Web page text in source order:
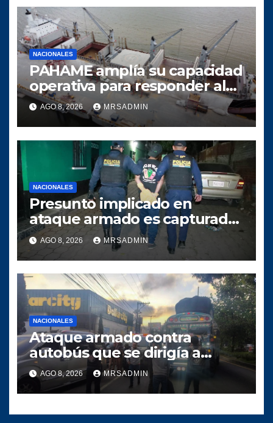
NACIONALES
PAHAME amplía su capacidad
operativa para responder al
crecimiento del comercio
marítimo
AGO 8, 2026 MRSADMIN
NACIONALES
Presunto implicado en
ataque armado es capturado
tras persecución policial en
Villa Nueva
AGO 8, 2026 MRSADMIN
NACIONALES
Ataque armado contra
autobús que se dirigía a
Quiché deja dos heridos
AGO 8, 2026 MRSADMIN